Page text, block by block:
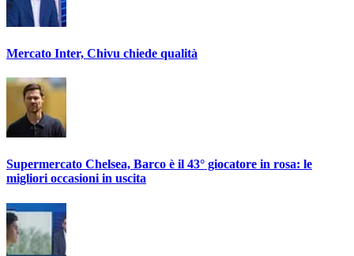
Mercato Inter, Chivu chiede qualità
Supermercato Chelsea, Barco è il 43° giocatore in rosa: le
migliori occasioni in uscita